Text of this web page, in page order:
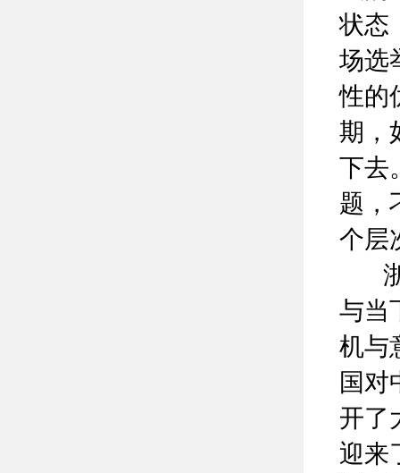
状态
场选
性的
期，
下去
题，
个层
浙
与当
机与
国对
开了
迎来